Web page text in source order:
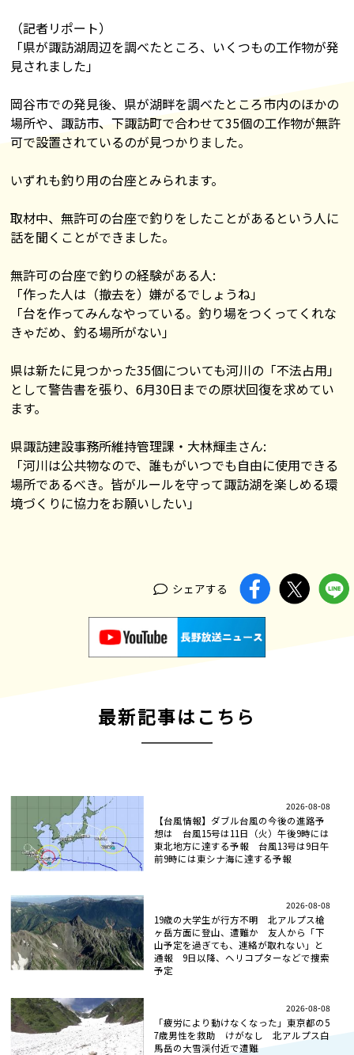
（記者リポート）
「県が諏訪湖周辺を調べたところ、いくつもの工作物が発
見されました」
岡谷市での発見後、県が湖畔を調べたところ市内のほかの
場所や、諏訪市、下諏訪町で合わせて35個の工作物が無許
可で設置されているのが見つかりました。
いずれも釣り用の台座とみられます。
取材中、無許可の台座で釣りをしたことがあるという人に
話を聞くことができました。
無許可の台座で釣りの経験がある人:
「作った人は（撤去を）嫌がるでしょうね」
「台を作ってみんなやっている。釣り場をつくってくれな
きゃだめ、釣る場所がない」
県は新たに見つかった35個についても河川の「不法占用」
として警告書を張り、6月30日までの原状回復を求めてい
ます。
県諏訪建設事務所維持管理課・大林輝圭さん:
「河川は公共物なので、誰もがいつでも自由に使用できる
場所であるべき。皆がルールを守って諏訪湖を楽しめる環
境づくりに協力をお願いしたい」
シェアする
最新記事はこちら
2026-08-08
【台風情報】ダブル台風の今後の進路予
想は 台風15号は11日（火）午後9時には
東北地方に達する予報 台風13号は9日午
前9時には東シナ海に達する予報
2026-08-08
19歳の大学生が行方不明 北アルプス槍
ヶ岳方面に登山、遭難か 友人から「下
山予定を過ぎても、連絡が取れない」と
通報 9日以降、ヘリコプターなどで捜索
予定
2026-08-08
「疲労により動けなくなった」東京都の5
7歳男性を救助 けがなし 北アルプス白
馬岳の大雪渓付近で遭難